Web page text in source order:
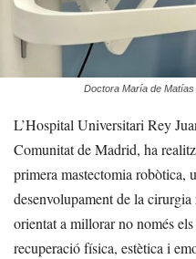
Doctora María de
L’Hospital Universitari Rey
Comunitat de Madrid, ha
primera mastectomia robòtica,
desenvolupament de la
orientat a millorar no només
recuperació física, estètica i